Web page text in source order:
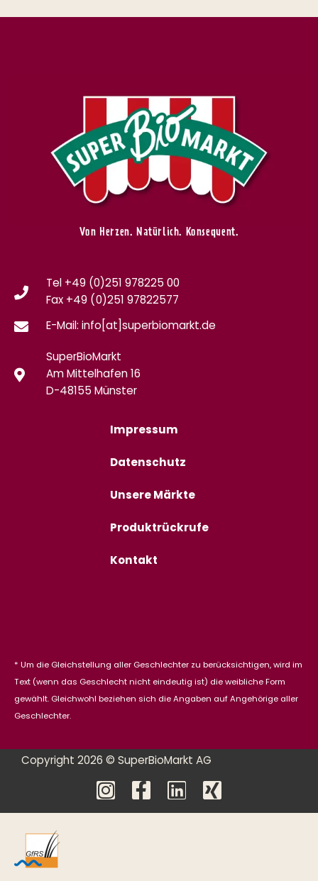
Von Herzen. Natürlich. Konsequent.
Tel +49 (0)251 978225 00
Fax +49 (0)251 97822577
E-Mail: info[at]superbiomarkt.de
SuperBioMarkt
Am Mittelhafen 16
D-48155 Münster
Impressum
Datenschutz
Unsere Märkte
Produktrückrufe
Kontakt
* Um die Gleichstellung aller Geschlechter zu berücksichtigen, wird im
Text (wenn das Geschlecht nicht eindeutig ist) die weibliche Form
gewählt. Gleichwohl beziehen sich die Angaben auf Angehörige aller
Geschlechter.
Copyright 2026 © SuperBioMarkt AG